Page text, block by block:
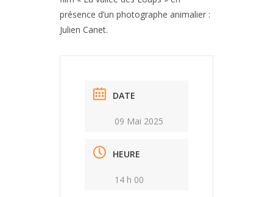
présence d’un photographe animalier :
Julien Canet.
DATE
09 Mai 2025
HEURE
14 h 00